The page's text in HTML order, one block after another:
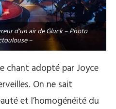
d’un air de Gluck – Photo
–
chant adopté par Joyce
On ne sait
et l’homogénéité du